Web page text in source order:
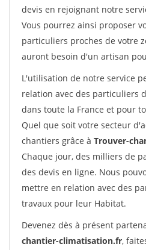
devis en rejoignant notre
Vous pourrez ainsi proposer
particuliers proches de votre
auront besoin d'un artisan
L'utilisation de notre service
relation avec des particuliers
dans toute la France et pour
Quel que soit votre secteur
chantiers grâce à Trouver-
Chaque jour, des milliers de
des devis en ligne. Nous
mettre en relation avec des
travaux pour leur Habitat.
Devenez dès à présent
chantier-climatisation.fr,